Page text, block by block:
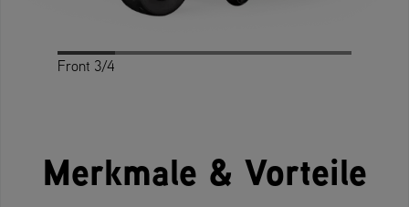
Front 3/4
Merkmale & Vorteile